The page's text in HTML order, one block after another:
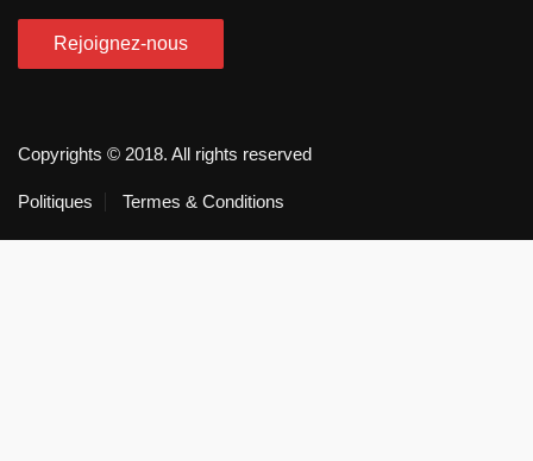
Copyrights © 2018. All rights reserved
Politiques Termes & Conditions